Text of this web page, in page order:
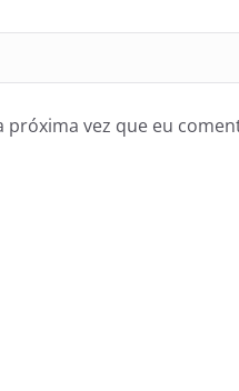
próxima vez que eu